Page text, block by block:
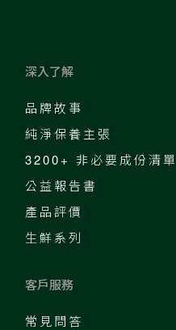
深入了解
品牌故事
純淨保養主張
3200+ 非必要成份清單
公益報告書
產品評價
生鮮系列
客戶服務
常見問答